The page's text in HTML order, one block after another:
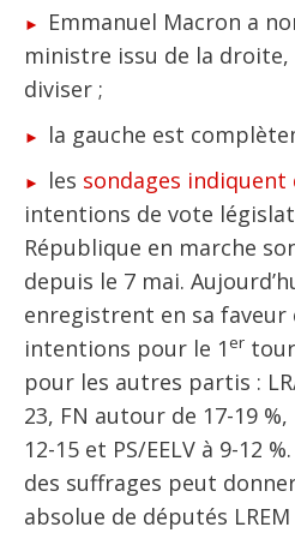
Emmanuel Macron a
ministre issu de la
diviser ;
la gauche est
les sondages
intentions de vote
République en marche
depuis le 7 mai.
enregistrent en sa faveur
intentions pour le 1er
pour les autres partis :
23, FN autour de 17-19
12-15 et PS/EELV à 9-12
des suffrages peut
absolue de députés